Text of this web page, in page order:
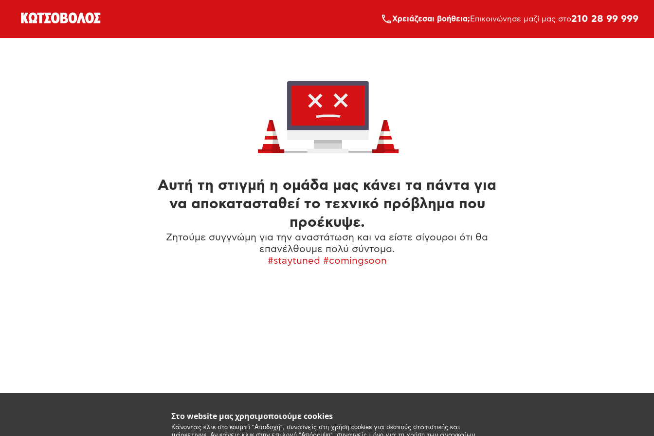
Στο website μας χρησιμοποιούμε cookies
Κάνοντας κλικ στο κουμπί "Αποδοχή", συναινείς στη χρήση cookies για σκοπούς στατιστικής και
Xρειάζεσαι βοήθεια; Επικοινώνησε μαζί μας στο210 28 99 999
Αυτή τη στιγμή η ομάδα μας κάνει τα πάντα για
να αποκατασταθεί το τεχνικό πρόβλημα που
προέκυψε.
Ζητούμε συγγνώμη για την αναστάτωση και να είστε σίγουροι ότι θα
επανέλθουμε πολύ σύντομα.
#staytuned #comingsoon